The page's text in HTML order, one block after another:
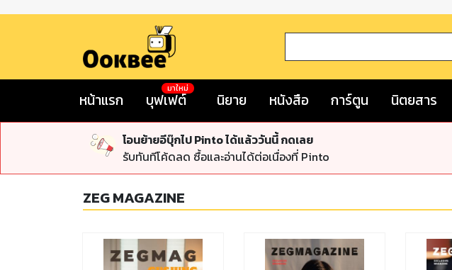
หน้าแรก บุฟเฟต์
มาใหม่
นิยาย หนังสือ การ์ตูน นิตยสาร
โอนย้ายอีบุ๊กไป Pinto ได้แล้ววันนี้ กดเลย
รับทันทีโค้ดลด ซื้อและอ่านได้ต่อเนื่องที่ Pinto
ZEG MAGAZINE